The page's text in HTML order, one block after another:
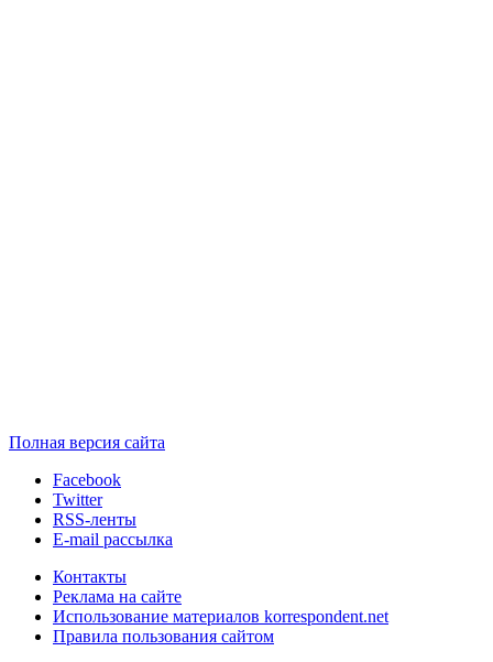
Полная версия сайта
Facebook
Twitter
RSS-ленты
E-mail рассылка
Контакты
Реклама на сайте
Использование материалов korrespondent.net
Правила пользования сайтом